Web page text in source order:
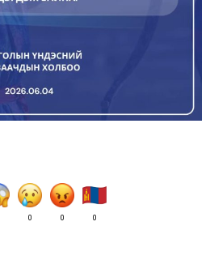
0 0 0